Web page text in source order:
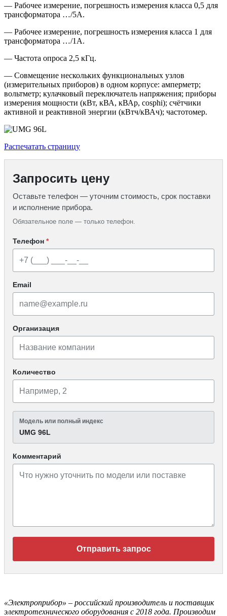
— Рабочее измерение, погрешность измерения класса 0,5 для
трансформатора …/5А.
— Рабочее измерение, погрешность измерения класса 1 для
трансформатора …/1А.
— Частота опроса 2,5 кГц.
— Совмещение нескольких функциональных узлов
(измерительных приборов) в одном корпусе: амперметр;
вольтметр; кулачковый переключатель напряжения; приборы
измерения мощности (кВт, кВА, кВАр, cosphi); счётчики
активной и реактивной энергии (кВтч/кВАч); частотомер.
Распечатать страницу
Запросить цену
Оставьте телефон — уточним стоимость, срок поставки
и исполнение прибора.
Обязательное поле — только телефон.
Телефон *
Email
Организация
Количество
Модель или полный индекс
UMG 96L
Комментарий
Отправить запрос
«Электроприбор» – российский производитель и поставщик
электротехнического оборудования с 2018 года. Производим